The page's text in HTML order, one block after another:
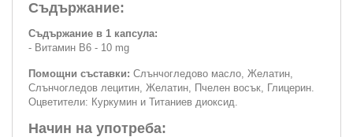
Съдържание:
Съдържание в 1 капсула:
- Витамин В6 - 10 mg
Помощни съставки: Слънчогледово масло, Желатин,
Слънчогледов лецитин, Желатин, Пчелен восък, Глицерин.
Оцветители: Куркумин и Титаниев диоксид.
Начин на употреба: